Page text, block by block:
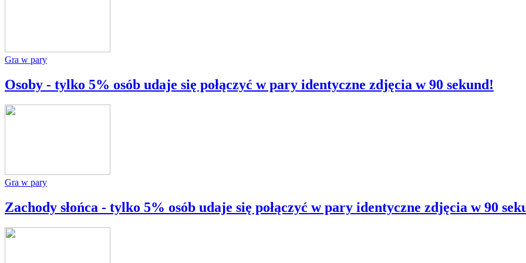
Gra w pary
Osoby - tylko 5% osób udaje się połączyć w pary identyczne zdjęcia w 90 sekund!
Gra w pary
Zachody słońca - tylko 5% osób udaje się połączyć w pary identyczne zdjęcia w 90